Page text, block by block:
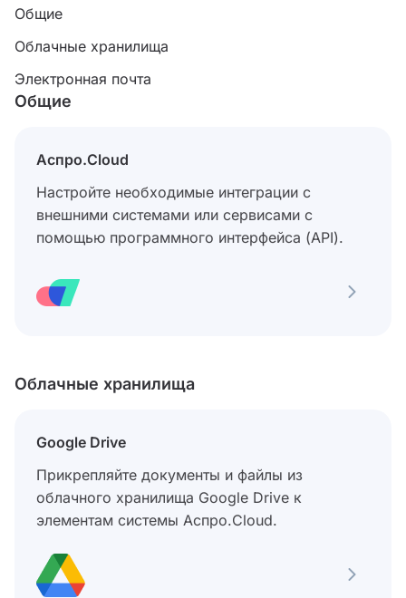
Общие
Облачные хранилища
Электронная почта
Общие
Аспро.Cloud
Настройте необходимые интеграции с
внешними системами или сервисами с
помощью программного интерфейса (API).
Облачные хранилища
Google Drive
Прикрепляйте документы и файлы из
облачного хранилища Google Drive к
элементам системы Аспро.Cloud.